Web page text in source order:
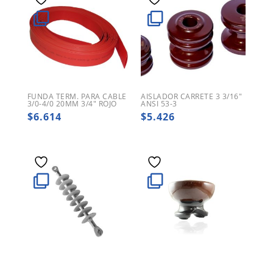
FUNDA TERM. PARA CABLE
3/0-4/0 20MM 3/4″ ROJO
$6.614
AISLADOR CARRETE 3 3/16″
ANSI 53-3
$5.426